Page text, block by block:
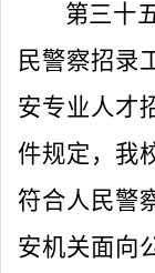
第三十
民警察招录
安专业人才
件规定，我
符合人民警
安机关面向